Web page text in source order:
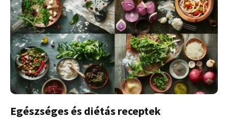
Egészséges és diétás receptek